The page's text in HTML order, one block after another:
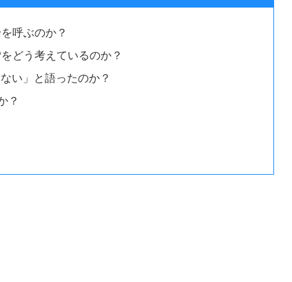
呼ぶのか？
どう考えているのか？
い」と語ったのか？
？